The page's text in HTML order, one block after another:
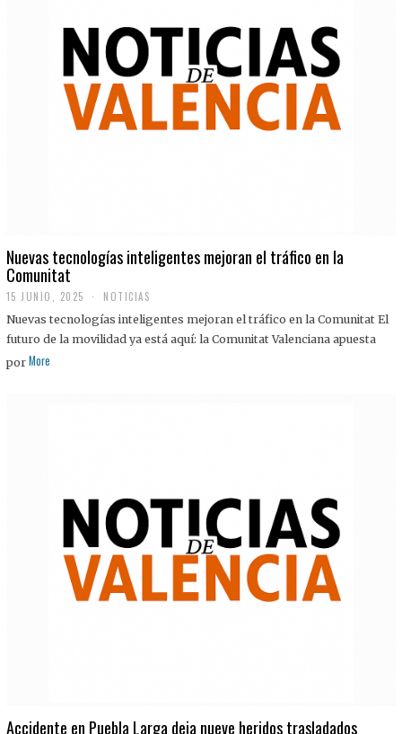
Nuevas tecnologías inteligentes mejoran el tráfico en la
Comunitat
15 JUNIO, 2025 NOTICIAS
Nuevas tecnologías inteligentes mejoran el tráfico en la Comunitat El
futuro de la movilidad ya está aquí: la Comunitat Valenciana apuesta
por More
Accidente en Puebla Larga deja nueve heridos trasladados